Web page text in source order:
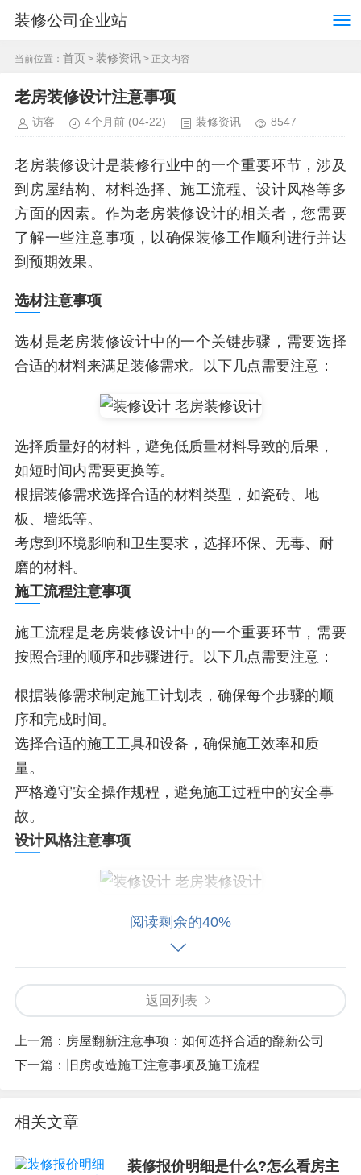
装修公司企业站
当前位置： 首页 > 装修资讯 > 正文内容
老房装修设计注意事项
访客 4个月前 (04-22) 装修资讯 8547
老房装修设计是装修行业中的一个重要环节，涉及
到房屋结构、材料选择、施工流程、设计风格等多
方面的因素。作为老房装修设计的相关者，您需要
了解一些注意事项，以确保装修工作顺利进行并达
到预期效果。
选材注意事项
选材是老房装修设计中的一个关键步骤，需要选择
合适的材料来满足装修需求。以下几点需要注意：
选择质量好的材料，避免低质量材料导致的后果，
如短时间内需要更换等。
根据装修需求选择合适的材料类型，如瓷砖、地
板、墙纸等。
考虑到环境影响和卫生要求，选择环保、无毒、耐
磨的材料。
施工流程注意事项
施工流程是老房装修设计中的一个重要环节，需要
按照合理的顺序和步骤进行。以下几点需要注意：
根据装修需求制定施工计划表，确保每个步骤的顺
序和完成时间。
选择合适的施工工具和设备，确保施工效率和质
量。
严格遵守安全操作规程，避免施工过程中的安全事
故。
设计风格注意事项
设计风格是老房装修设计中的一个重要方面，需要
根据客户的需求和装修场所的特点选择合适的设计
风格。以下几点需要注意：
根据客户的需求和装修场所的特点选择合适的设计
风格，如现代、古典、简约等。
考虑到装修预算和客户的需求，选择合理的设计方
度装饰和浪费。
预算控制注意事项
阅读剩余的40%
返回列表
上一篇： 房屋翻新注意事项：如何选择合适的翻新公司
下一篇：
旧房改造施工注意事项及施工流程
相关文章
装修报价明细是什么?怎么看房主